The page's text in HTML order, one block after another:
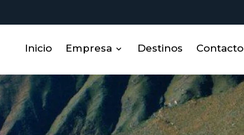
Inicio Empresa
Sobre nosotros
Miembros
Destinos Contacto
Contacto
RRHH